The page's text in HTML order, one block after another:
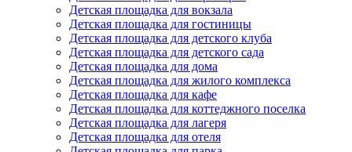
Детская площадка для вокзала
Детская площадка для гостиницы
Детская площадка для детского клуба
Детская площадка для детского сада
Детская площадка для дома
Детская площадка для жилого комплекса
Детская площадка для кафе
Детская площадка для коттеджного поселка
Детская площадка для лагеря
Детская площадка для отеля